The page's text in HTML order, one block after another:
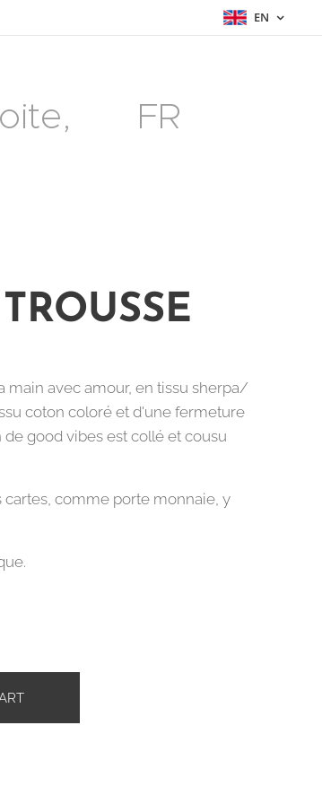
EN
🇫🇷 FR
main avec amour, en tissu sherpa/
coton coloré et d'une fermeture
good vibes est collé et cousu
cartes, comme porte monnaie, y